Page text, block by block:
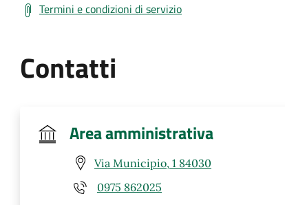
Termini e condizioni di servizio
Contatti
Area amministrativa
Via Municipio, 1 84030
0975 862025